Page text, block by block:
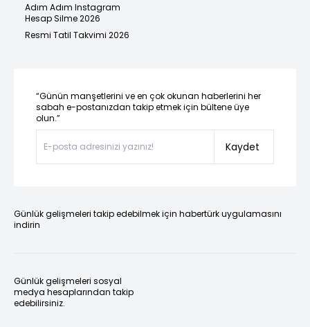
Adım Adım Instagram
Hesap Silme 2026
Resmi Tatil Takvimi 2026
“Günün manşetlerini ve en çok okunan haberlerini her
sabah e-postanızdan takip etmek için bültene üye
olun.”
Kaydet
Günlük gelişmeleri takip edebilmek için habertürk uygulamasını
indirin
Günlük gelişmeleri sosyal
medya hesaplarından takip
edebilirsiniz.